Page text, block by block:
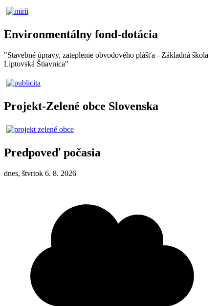
Environmentálny fond-dotácia
"Stavebné úpravy, zateplenie obvodového plášťa - Základná škola
Liptovská Štiavnica"
Projekt-Zelené obce Slovenska
Predpoveď počasia
dnes, štvrtok 6. 8. 2026